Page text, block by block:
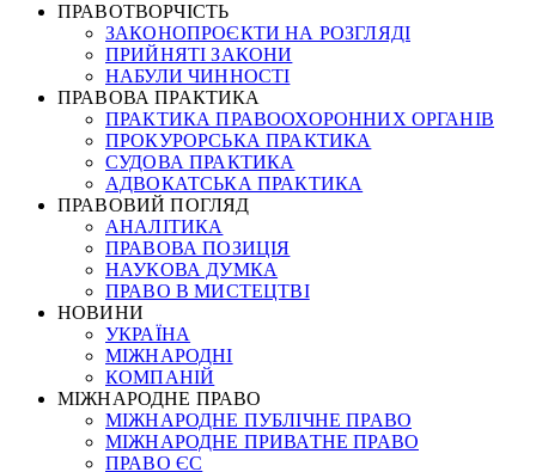
ПРАВОТВОРЧІСТЬ
ЗАКОНОПРОЄКТИ НА РОЗГЛЯДІ
ПРИЙНЯТІ ЗАКОНИ
НАБУЛИ ЧИННОСТІ
ПРАВОВА ПРАКТИКА
ПРАКТИКА ПРАВООХОРОННИХ ОРГАНІВ
ПРОКУРОРСЬКА ПРАКТИКА
СУДОВА ПРАКТИКА
АДВОКАТСЬКА ПРАКТИКА
ПРАВОВИЙ ПОГЛЯД
АНАЛІТИКА
ПРАВОВА ПОЗИЦІЯ
НАУКОВА ДУМКА
ПРАВО В МИСТЕЦТВІ
НОВИНИ
УКРАЇНА
МІЖНАРОДНІ
КОМПАНІЙ
МІЖНАРОДНЕ ПРАВО
МІЖНАРОДНЕ ПУБЛІЧНЕ ПРАВО
МІЖНАРОДНЕ ПРИВАТНЕ ПРАВО
ПРАВО ЄС